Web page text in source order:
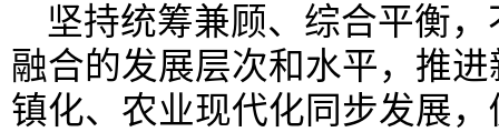
坚持统筹兼顾、综合平衡
融合的发展层次和水平，推
镇化、农业现代化同步发展